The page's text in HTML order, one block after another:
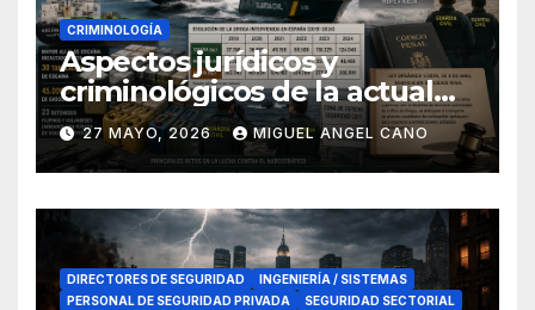
CRIMINOLOGÍA
Aspectos jurídicos y
criminológicos de la actual
lucha contra el narcotráfico
en el sur de España
27 MAYO, 2026 MIGUEL ANGEL CANO
DIRECTORES DE SEGURIDAD
INGENIERÍA / SISTEMAS
PERSONAL DE SEGURIDAD PRIVADA
SEGURIDAD SECTORIAL